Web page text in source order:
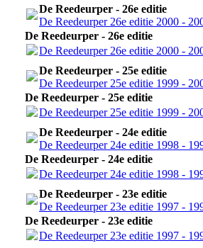
De Reedeurper - 26e editie
De Reedeurper 26e editie 2000 -
De Reedeurper - 26e editie
De Reedeurper 26e editie 2000 -
De Reedeurper - 25e editie
De Reedeurper 25e editie 1999 -
De Reedeurper - 25e editie
De Reedeurper 25e editie 1999 -
De Reedeurper - 24e editie
De Reedeurper 24e editie 1998 -
De Reedeurper - 24e editie
De Reedeurper 24e editie 1998 -
De Reedeurper - 23e editie
De Reedeurper 23e editie 1997 -
De Reedeurper - 23e editie
De Reedeurper 23e editie 1997 -